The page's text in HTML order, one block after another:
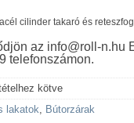
cilinder takaró és
az info@roll-n.hu
telefonszámon.
kötve
lakatok, Bútorzárak